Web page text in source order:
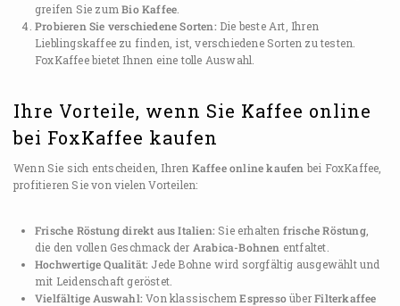
greifen Sie zumBio Kaffee
Probieren Sie verschiedene Sorten: Die beste Art, Ihren
Lieblingskaffee zu finden, ist, verschiedene Sorten zu testen.
FoxKaffee bietet Ihnen eine tolle Auswahl.
Ihre Vorteile, wenn Sie Kaffee online
bei FoxKaffee kaufen
Wenn Sie sich entscheiden, Ihren Kaffee online kaufen bei FoxKaffee,
profitieren Sie von vielen Vorteilen:
Frische Röstung direkt aus Italien: Sie erhalten frische Röstung,
die den vollen Geschmack der Arabica-Bohnen entfaltet.
Hochwertige Qualität: Jede Bohne wird sorgfältig ausgewählt und
mit Leidenschaft geröstet.
Vielfältige Auswahl: Von klassischemEspressoüberFilterkaffee